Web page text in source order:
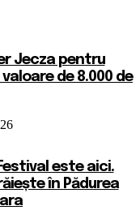
Jecza pentru
de 8.000 de
este aici.
în Pădurea